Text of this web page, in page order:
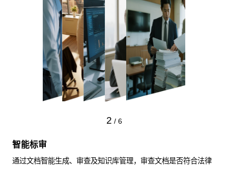
2 / 6
智能标审
通过文档智能生成、审查及知识库管理，审查文档是否符合法律